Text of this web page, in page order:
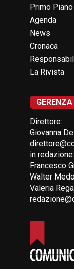
Primo Piano
Agenda
News
Cronaca
La Rivista
GERENZA
Direttore:
Giovanna
in redazione:
Francesco
Walter
Valeria Rega